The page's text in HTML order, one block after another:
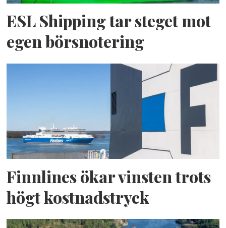
ESL Shipping tar steget mot
egen börsnotering
Finnlines ökar vinsten trots
högt kostnadstryck